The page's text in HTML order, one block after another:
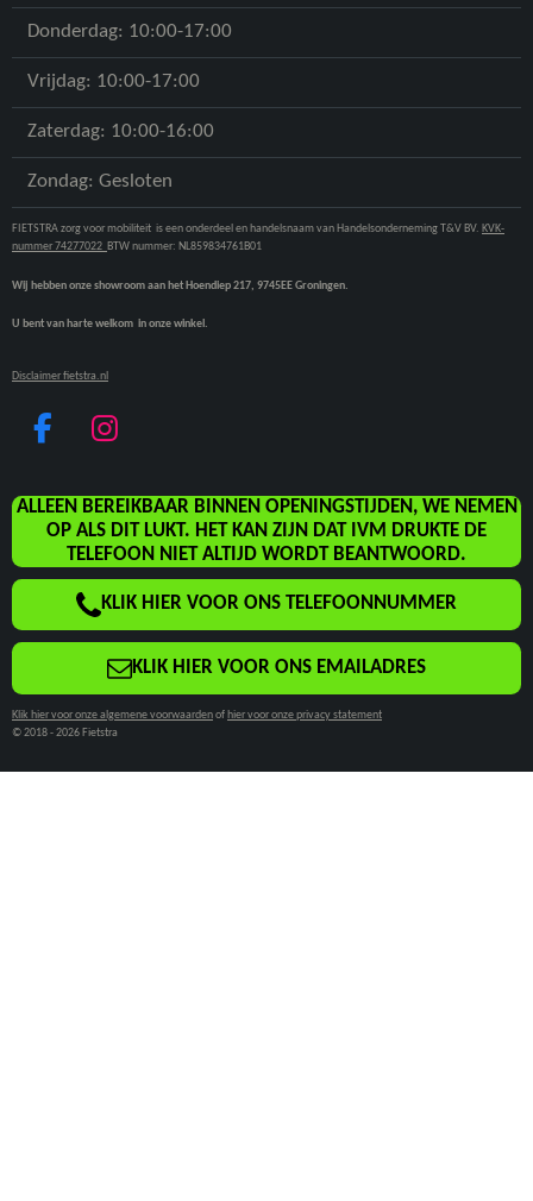
Donderdag: 10:00-17:00
Vrijdag: 10:00-17:00
Zaterdag: 10:00-16:00
Zondag: Gesloten
FIETSTRA zorg voor mobiliteit is een onderdeel en handelsnaam van Handelsonderneming T&V BV. KVK-
nummer 74277022 BTW nummer: NL859834761B01
Wij hebben onze showroom aan het Hoendiep 217, 9745EE Groningen.
U bent van harte welkom in onze winkel.
Disclaimer fietstra.nl
F
C
E
O
K
I
S
T
A
G
R
A
M
ALLEEN BEREIKBAAR BINNEN OPENINGSTIJDEN, WE NEMEN
OP ALS DIT LUKT. HET KAN ZIJN DAT IVM DRUKTE DE
TELEFOON NIET ALTIJD WORDT BEANTWOORD.
KLIK HIER VOOR ONS TELEFOONNUMMER
KLIK HIER VOOR ONS EMAILADRES
Klik hier voor onze algemene voorwaardenof hier voor onze privacy statement
© 2018 - 2026 Fietstra